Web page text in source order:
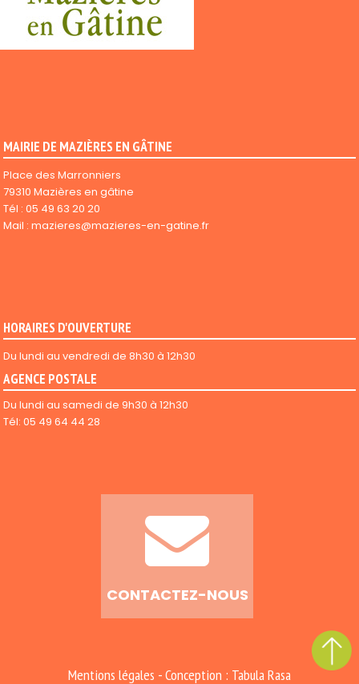
MAIRIE DE MAZIÈRES EN GÂTINE
Place des Marronniers
79310 Mazières en gâtine
Tél : 05 49 63 20 20
Mail : mazieres@mazieres-en-gatine.fr
HORAIRES D'OUVERTURE
Du lundi au vendredi de 8h30 à 12h30
AGENCE POSTALE
Du lundi au samedi de 9h30 à 12h30
Tél: 05 49 64 44 28
CONTACTEZ-NOUS
Mentions légales -Conception : Tabula Rasa